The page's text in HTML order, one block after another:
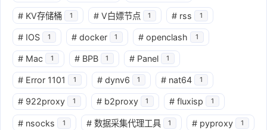
# KV存储桶 1 # V白嫖节点 1 # rss 1
# IOS 1 # docker 1 # openclash 1
# Mac 1 # BPB 1 # Panel 1
# Error 1101 1 # dynv6 1 # nat64 1
# 922proxy 1 # b2proxy 1 # fluxisp 1
# nsocks 1 # 数据采集代理工具 1 # pyproxy 1